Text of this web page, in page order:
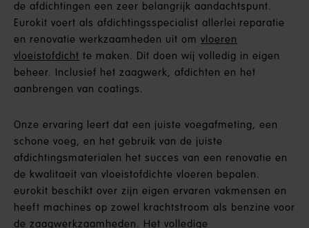
de afdichtingen een zeer belangrijk aandachtspunt.
Eurokit voert als afdichtingsspecialist allerlei reparatie
en renovatie werkzaamheden uit om vloeren
vloeistofdicht te maken. Dit doen wij volledig in eigen
beheer. Inclusief het zaagwerk, afdichten en het
aanbrengen van coatings.
Onze ervaring leert dat een juiste voegafmeting, een
schone voeg, en het gebruik van de juiste
afdichtingsmaterialen het succes van een renovatie en
de kwalitaeit van vloeistofdichte vloeren bepalen.
eurokit beschikt over zijn eigen ervaren vakmensen en
heeft machines op zowel krachtstroom als benzine voor
de zaagwerkzaamheden. Het volledige